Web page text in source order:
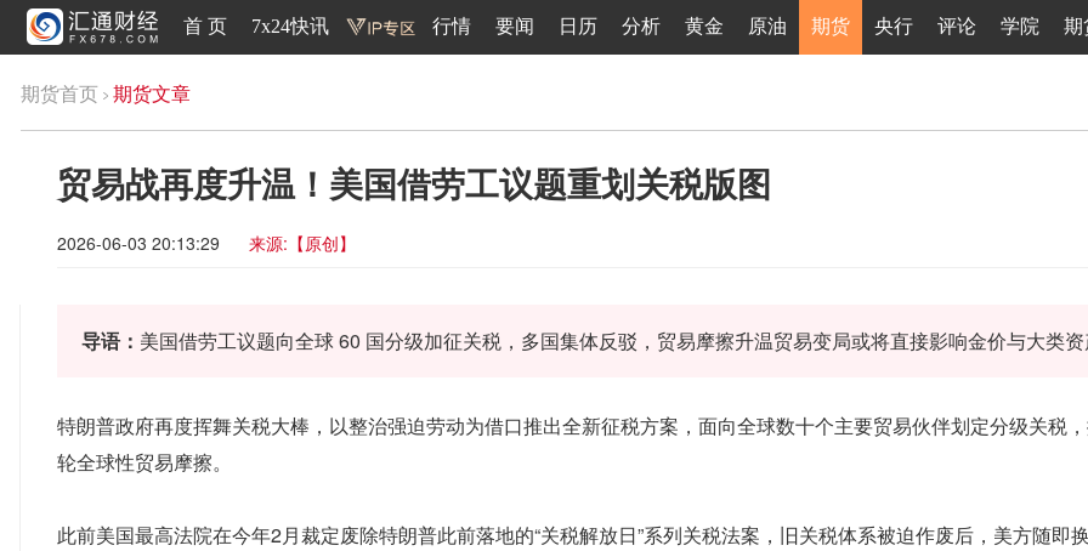
首 页 7x24快讯 行情 要闻 日历 分析 黄金 原油 期货 央行 评论 学院 期
期货首页 期货文章
贸易战再度升温！美国借劳工议题重划关税版图
2026-06-03 20:13:29 来源:【原创】
导语： 美国借劳工议题向全球 60 国分级加征关税，多国集体反驳，贸易摩擦升温贸易变局或将直接影响金价与大类资
特朗普政府再度挥舞关税大棒，以整治强迫劳动为借口推出全新征税方案，面向全球数十个主要贸易伙伴划定分级关税
轮全球性贸易摩擦。
此前美国最高法院在今年2月裁定废除特朗普此前落地的“关税解放日”系列关税法案，旧关税体系被迫作废后，美方随即